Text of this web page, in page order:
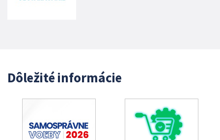
Dôležité informácie